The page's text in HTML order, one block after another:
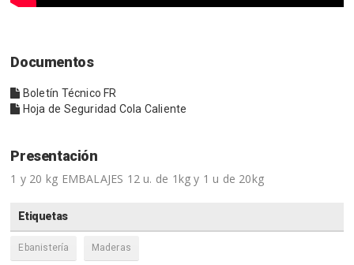
Documentos
Boletín Técnico FR
Hoja de Seguridad Cola Caliente
Presentación
1 y 20 kg EMBALAJES 12 u. de 1kg y 1 u de 20kg
Etiquetas
Ebanistería Maderas